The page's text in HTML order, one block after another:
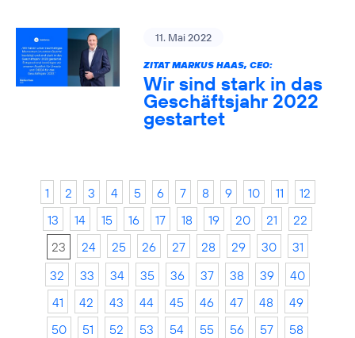
11. Mai 2022
ZITAT MARKUS HAAS, CEO:
Wir sind stark in das
Geschäftsjahr 2022
gestartet
1 2 3 4 5 6 7 8 9 10 11
12
13
14 15 16 17 18 19 20 21
22
23
24 25 26 27 28 29 30
31
32
33 34 35 36 37 38 39
40
41
42 43 44 45 46 47 48
49
50
51 52 53 54 55 56 57
58